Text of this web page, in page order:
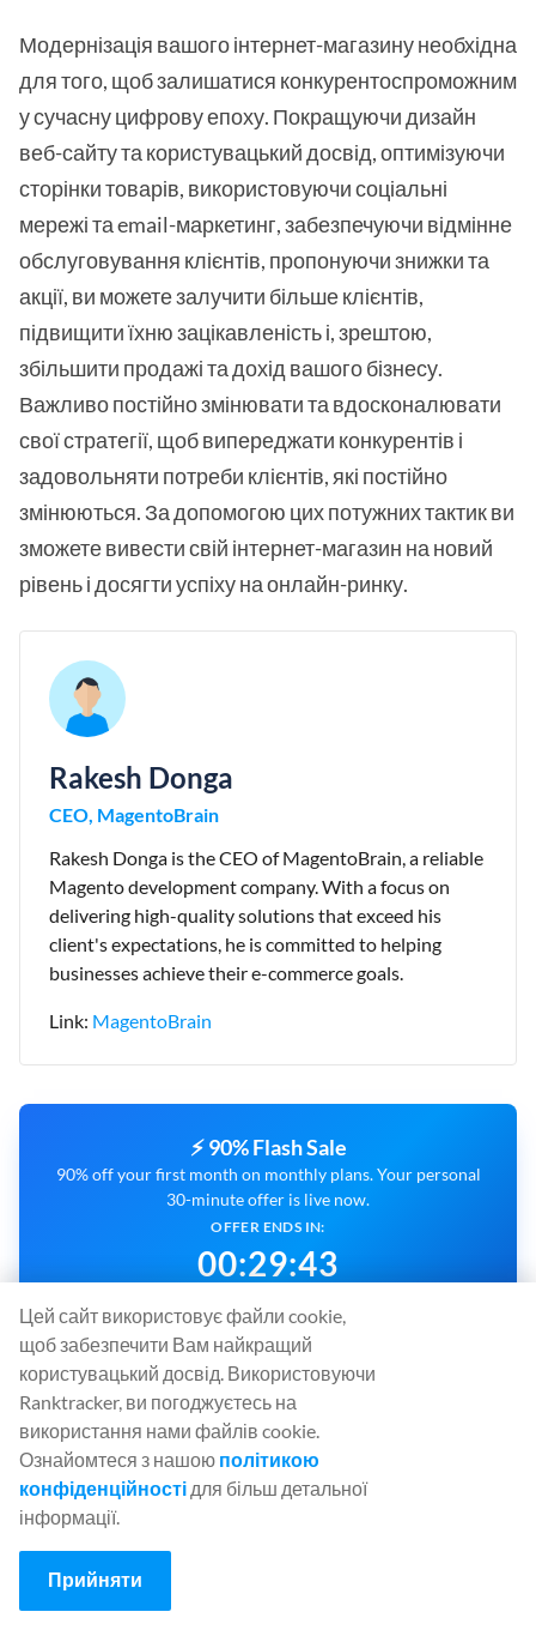
Модернізація вашого інтернет-магазину необхідна
для того, щоб залишатися конкурентоспроможним
у сучасну цифрову епоху. Покращуючи дизайн
веб-сайту та користувацький досвід, оптимізуючи
сторінки товарів, використовуючи соціальні
мережі та email-маркетинг, забезпечуючи відмінне
обслуговування клієнтів, пропонуючи знижки та
акції, ви можете залучити більше клієнтів,
підвищити їхню зацікавленість і, зрештою,
збільшити продажі та дохід вашого бізнесу.
Важливо постійно змінювати та вдосконалювати
свої стратегії, щоб випереджати конкурентів і
задовольняти потреби клієнтів, які постійно
змінюються. За допомогою цих потужних тактик ви
зможете вивести свій інтернет-магазин на новий
рівень і досягти успіху на онлайн-ринку.
Rakesh Donga
CEO, MagentoBrain
Rakesh Donga is the CEO of MagentoBrain, a reliable
Magento development company. With a focus on
delivering high-quality solutions that exceed his
client's expectations, he is committed to helping
businesses achieve their e-commerce goals.
Link: MagentoBrain
⚡ 90% Flash Sale
90% off your first month on monthly plans. Your personal
30-minute offer is live now.
OFFER ENDS IN:
00:29:42
CLAIM 90% OFF NOW
УНІВЕРСАЛЬНА ПЛАТФОРМА ДЛЯ
ЕФЕКТИВНОГО SEO
Rank Tracker
Keyword Finder
SERP Checker
Цей сайт використовує файли cookie,
щоб забезпечити Вам найкращий
користувацький досвід. Використовуючи
Ranktracker, ви погоджуєтесь на
використання нами файлів cookie.
Ознайомтеся з нашою політикою
конфіденційності для більш детальної
інформації.
Прийняти